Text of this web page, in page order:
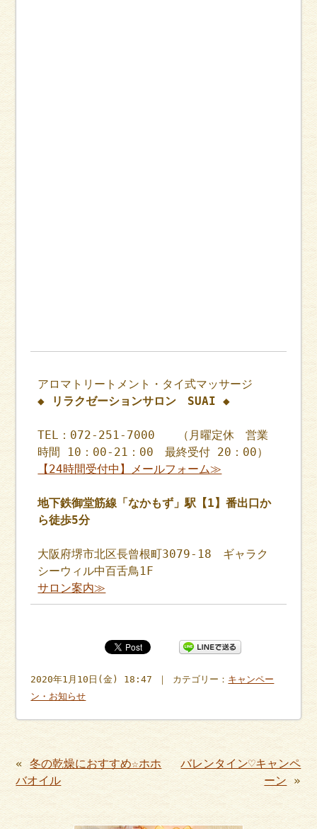
アロマトリートメント・タイ式マッサージ
◆ リラクゼーションサロン SUAI ◆
TEL：072-251-7000 （月曜定休 営業
時間 10：00-21：00 最終受付 20：00）
【24時間受付中】メールフォーム≫
地下鉄御堂筋線「なかもず」駅【1】番出口か
ら徒歩5分
大阪府堺市北区長曾根町3079-18 ギャラク
シーウィル中百舌鳥1F
サロン案内≫
2020年1月10日(金) 18:47 ｜ カテゴリー： キャンペー
ン・お知らせ
«冬の乾燥におすすめ☆ホホ
バオイル
バレンタイン♡キャンペ
ーン »